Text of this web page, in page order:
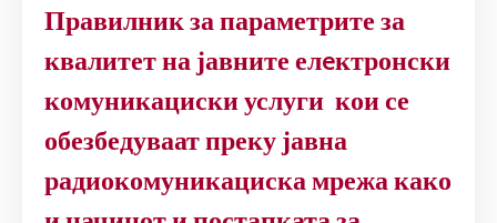
Правилник за параметрите за
квалитет на јавните елeктронски
комуникациски услуги кои се
обезбедуваат преку јавна
радиокомуникациска мрежа како